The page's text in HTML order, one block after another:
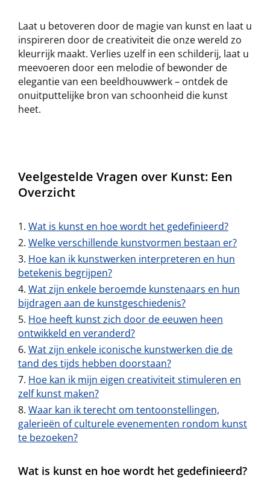
Laat u betoveren door de magie van kunst en laat u
inspireren door de creativiteit die onze wereld zo
kleurrijk maakt. Verlies uzelf in een schilderij, laat u
meevoeren door een melodie of bewonder de
elegantie van een beeldhouwwerk – ontdek de
onuitputtelijke bron van schoonheid die kunst
heet.
Veelgestelde Vragen over Kunst: Een
Overzicht
Wat is kunst en hoe wordt het gedefinieerd?
Welke verschillende kunstvormen bestaan er?
Hoe kan ik kunstwerken interpreteren en hun
betekenis begrijpen?
Wat zijn enkele beroemde kunstenaars en hun
bijdragen aan de kunstgeschiedenis?
Hoe heeft kunst zich door de eeuwen heen
ontwikkeld en veranderd?
Wat zijn enkele iconische kunstwerken die de
tand des tijds hebben doorstaan?
Hoe kan ik mijn eigen creativiteit stimuleren en
zelf kunst maken?
Waar kan ik terecht om tentoonstellingen,
galerieën of culturele evenementen rondom kunst
te bezoeken?
Wat is kunst en hoe wordt het gedefinieerd?